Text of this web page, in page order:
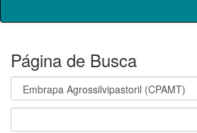
Página de Busca